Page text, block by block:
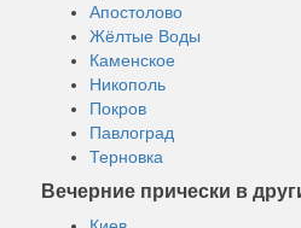
Апостолово
Жёлтые Воды
Каменское
Никополь
Покров
Павлоград
Терновка
Вечерние прически в